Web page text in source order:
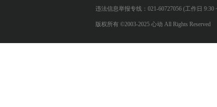
违法信息举报专线：021-60727056 (工作日 9:30
版权所有 ©2003-2025 心动 All Rights Reserved